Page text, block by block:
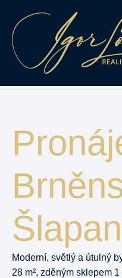
Moderní, světlý a útulný
28 m², zděným sklepem